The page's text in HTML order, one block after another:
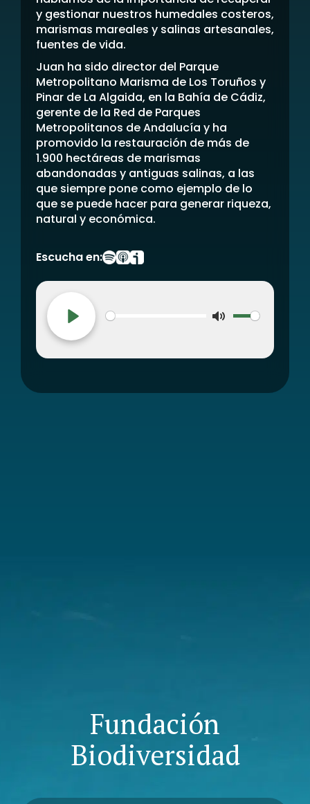
y gestionar nuestros humedales costeros,
marismas mareales y salinas artesanales,
fuentes de vida.
Juan ha sido director del Parque
Metropolitano Marisma de Los Toruños y
Pinar de La Algaida, en la Bahía de Cádiz,
gerente de la Red de Parques
Metropolitanos de Andalucía y ha
promovido la restauración de más de
1.900 hectáreas de marismas
abandonadas y antiguas salinas, a las
que siempre pone como ejemplo de lo
que se puede hacer para generar riqueza,
natural y económica.
Escucha en:
Play
Fundación
Biodiversidad